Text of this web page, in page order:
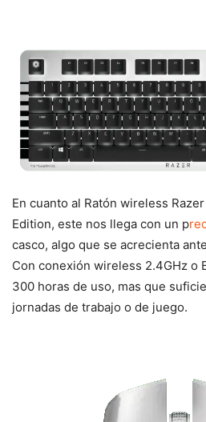
En cuanto al Ratón wireless
Edition, este nos llega con un p
casco, algo que se acrecienta
Con conexión wireless 2.4GHz o
300 horas de uso, mas que
jornadas de trabajo o de juego.